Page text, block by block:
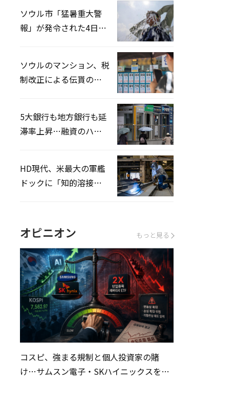
ソウル市「猛暑重大警
報」が発令された4日、
ソウルのマンション、税
制改正による伝貰の月
5大銀行も地方銀行も延
滞率上昇…融資のハー
HD現代、米最大の軍艦
ドックに「知的溶接」
オピニオン もっと見る
コスピ、強まる規制と個人投資家の賭
け…サムスン電子・SKハイニックスを巡